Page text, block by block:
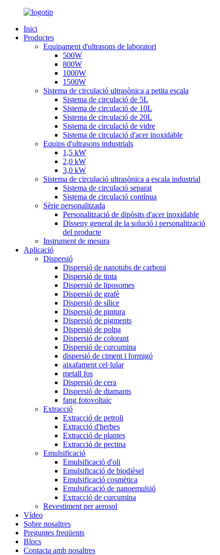
Inici
Productes
Equipament d'ultrasons de laboratori
500W
800W
1000W
1500W
Sistema de circulació ultrasònica a petita escala
Sistema de circulació de 5L
Sistema de circulació de 10L
Sistema de circulació de 20L
Sistema de circulació de vidre
Sistema de circulació d'acer inoxidable
Equips d'ultrasons industrials
1,5 kW
2,0 kW
3,0 kW
Sistema de circulació ultrasònica a escala industrial
Sistema de circulació separat
Sistema de circulació contínua
Sèrie personalitzada
Personalització de dipòsits d'acer inoxidable
Disseny general de la solució i personalització
del producte
Instrument de mesura
Aplicació
Dispersió
Dispersió de nanotubs de carboni
Dispersió de tinta
Dispersió de liposomes
Dispersió de grafè
Dispersió de sílice
Dispersió de pintura
Dispersió de pigments
Dispersió de polpa
Dispersió de colorant
Dispersió de curcumina
dispersió de ciment i formigó
aixafament cel·lular
metall fos
Dispersió de cera
Dispersió de diamants
fang fotovoltaic
Extracció
Extracció de petroli
Extracció d'herbes
Extracció de plantes
Extracció de pectina
Emulsificació
Emulsificació d'oli
Emulsificació de biodièsel
Emulsificació cosmètica
Emulsificació de nanoemulsió
Extracció de curcumina
Revestiment per aerosol
Vídeo
Sobre nosaltres
Preguntes freqüents
Blocs
Contacta amb nosaltres